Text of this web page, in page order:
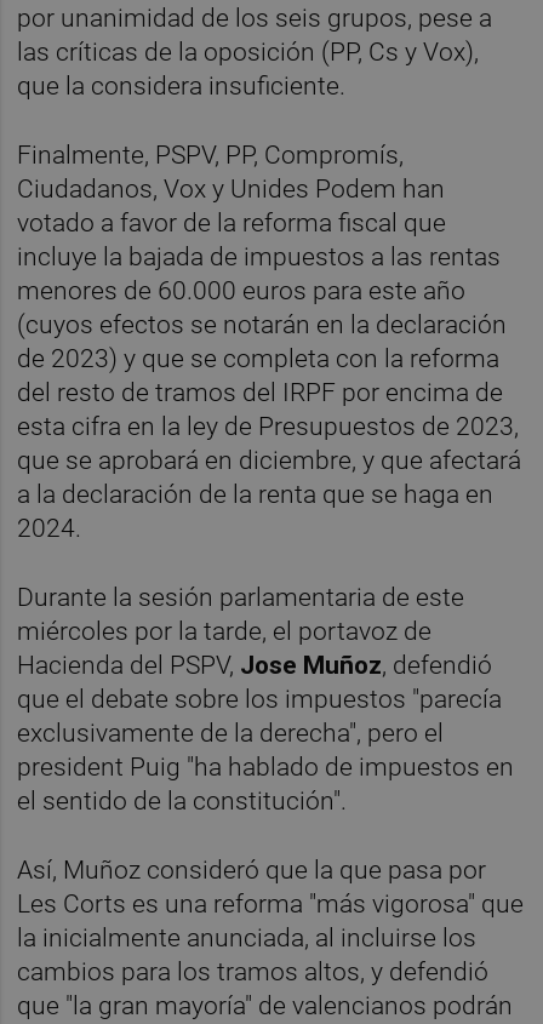
por unanimidad de los seis grupos, pese a
las críticas de la oposición (PP, Cs y Vox),
que la considera insuficiente.
Finalmente, PSPV, PP, Compromís,
Ciudadanos, Vox y Unides Podem han
votado a favor de la reforma fiscal que
incluye la bajada de impuestos a las rentas
menores de 60.000 euros para este año
(cuyos efectos se notarán en la declaración
de 2023) y que se completa con la reforma
del resto de tramos del IRPF por encima de
esta cifra en la ley de Presupuestos de 2023,
que se aprobará en diciembre, y que afectará
a la declaración de la renta que se haga en
2024.
Durante la sesión parlamentaria de este
miércoles por la tarde, el portavoz de
Hacienda del PSPV, Jose Muñoz, defendió
que el debate sobre los impuestos "parecía
exclusivamente de la derecha", pero el
president Puig "ha hablado de impuestos en
el sentido de la constitución".
Así, Muñoz consideró que la que pasa por
Les Corts es una reforma "más vigorosa" que
la inicialmente anunciada, al incluirse los
cambios para los tramos altos, y defendió
que "la gran mayoría" de valencianos podrán